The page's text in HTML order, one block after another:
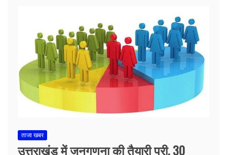
ताजा खबर
उत्तराखंड में जनगणना की तैयारी पूरी, 30